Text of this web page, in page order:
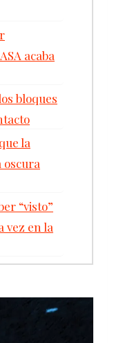
acaba
bloques
la
oscura
“visto”
vez en la